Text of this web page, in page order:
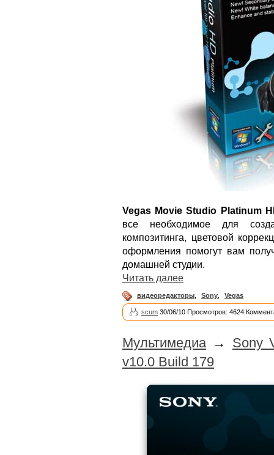
Vegas Movie Studio Platinum
все необходимое для
композитинга, цветовой
оформления помогут вам
домашней студии.
Читать далее
видеоредакторы Sony Vegas
scum 30/06/10 Просмотров: 4624
Мультимедиа→ Sony
v10.0 Build 179